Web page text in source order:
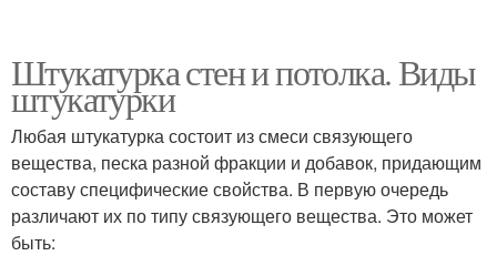
Штукатурка стен и потолка. Виды
штукатурки
Любая штукатурка состоит из смеси связующего
вещества, песка разной фракции и добавок, придающим
составу специфические свойства. В первую очередь
различают их по типу связующего вещества. Это может
быть: